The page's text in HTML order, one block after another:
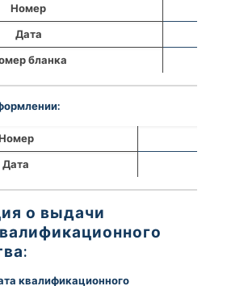
Номер
Дата
бланка
Дата
о выдачи
квалификационного